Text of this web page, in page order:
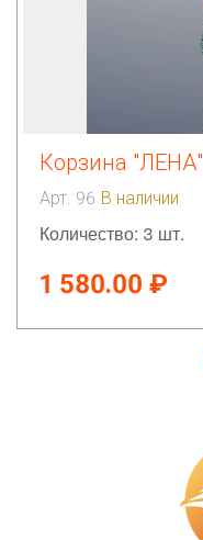
Корзина "ЛЕНА"
Арт. 96 В наличии
Количество: 3 шт.
1 580.00 ₽